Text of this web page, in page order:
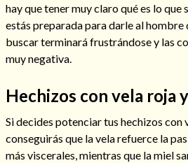
Consulta de tarot online
hay que tener muy claro qué es lo que
estás preparada para darle al hombre
buscar terminará frustrándose y las
muy negativa.
Hechizos con vela roja
Si decides potenciar tus hechizos con
conseguirás que la vela refuerce la
más viscerales, mientras que la miel